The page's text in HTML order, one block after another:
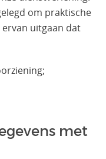
om praktische
uitgaan dat
met